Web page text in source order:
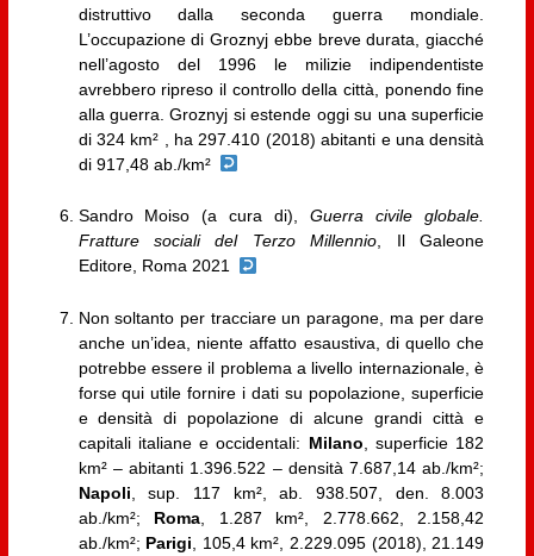
distruttivo dalla seconda guerra mondiale.
L’occupazione di Groznyj ebbe breve durata, giacché
nell’agosto del 1996 le milizie indipendentiste
avrebbero ripreso il controllo della città, ponendo fine
alla guerra. Groznyj si estende oggi su una superficie
di 324 km² , ha 297.410 (2018) abitanti e una densità
di 917,48 ab./km²
Sandro Moiso (a cura di),Guerra civile globale.
Fratture sociali del Terzo Millennio , Il Galeone
Editore, Roma 2021
Non soltanto per tracciare un paragone, ma per dare
anche un’idea, niente affatto esaustiva, di quello che
potrebbe essere il problema a livello internazionale, è
forse qui utile fornire i dati su popolazione, superficie
e densità di popolazione di alcune grandi città e
capitali italiane e occidentali: Milano , superficie 182
km² – abitanti 1.396.522 – densità 7.687,14 ab./km²;
Napoli , sup. 117 km², ab. 938.507, den. 8.003
ab./km²; Roma , 1.287 km², 2.778.662, 2.158,42
ab./km²; Parigi , 105,4 km², 2.229.095 (2018), 21.149